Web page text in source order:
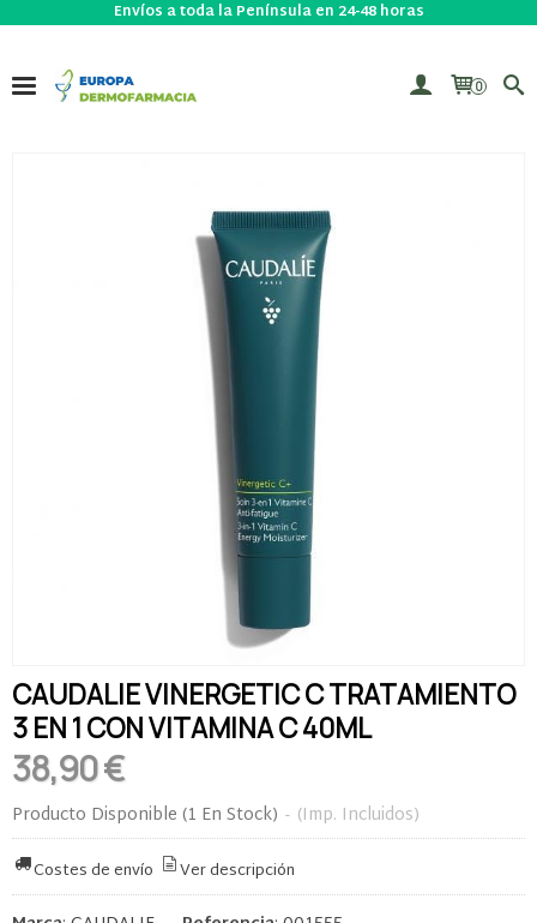
Envíos a toda la Península en 24-48 horas
0
CAUDALIE VINERGETIC C TRATAMIENTO
3 EN 1 CON VITAMINA C 40ML
38,90 €
Producto Disponible (1 En Stock) - (Imp. Incluidos)
Costes de envío Ver descripción